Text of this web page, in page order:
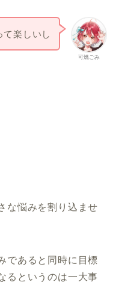
可燃ごみ
て楽しいし
な悩みを割り込ませ
であると同時に目標
るというのは一大事